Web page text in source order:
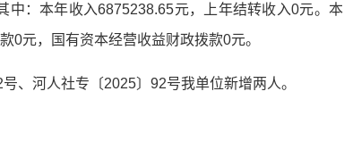
中：本年收入6875238.65元，上年结转收入0元。本
0元，国有资本经营收益财政拨款0元。
、河人社专〔2025〕92号我单位新增两人。